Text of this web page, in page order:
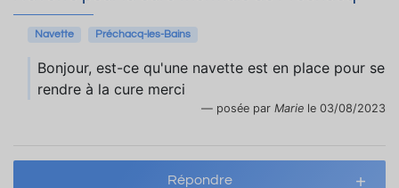
Navette Préchacq-les-Bains
Bonjour, est-ce qu'une navette est en place pour se
rendre à la cure merci
posée par Marie le 03/08/2023
Répondre